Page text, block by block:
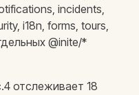
incidents,
i18n, forms, tours,
@inite/*
отслеживает 18